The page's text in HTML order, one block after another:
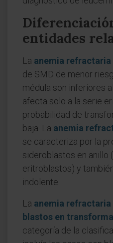
entidades
La anemia refractaria
de SMD de menor
médula son inferiores
afecta solo a la serie
probabilidad de
baja. La anemia
se caracteriza por la
sideroblastos en anillo
eritroblastos) y
indolente.
La anemia refractaria
blastos en
categoría de la